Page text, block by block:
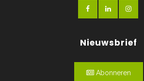
Nieuwsbrief
Abonneren